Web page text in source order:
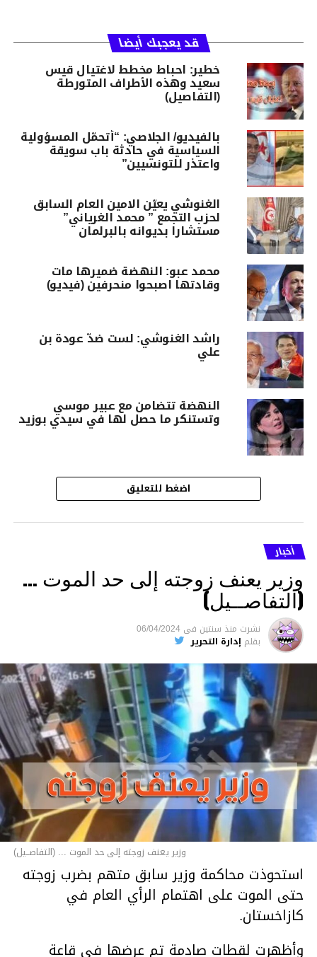
قد يعجبك أيضا
خطير: احباط مخطط لاغتيال قيس
سعيد وهذه الأطراف المتورطة
(التفاصيل)
بالفيديو/ الجلاصي: “أتحمّل المسؤولية
السياسية في حادثة باب سويقة
واعتذر للتونسيين”
الغنوشي يعيّن الامين العام السابق
لحزب التجمع ” محمد الغرياني”
مستشارا بديوانه بالبرلمان
محمد عبو: النهضة ضميرها مات
وقادتها اصبحوا منحرفين (فيديو)
راشد الغنوشي: لست ضدّ عودة بن
علي
النهضة تتضامن مع عبير موسي
وتستنكر ما حصل لها في سيدي بوزيد
اضغط للتعليق
أخبار
وزير يعنف زوجته إلى حد الموت …
(التفاصــيل)
نشرت منذ سنتين فى 06/04/2024
بقلم إدارة التحرير
وزير يعنف زوجته إلى حد الموت ... (التفاصــيل)
استحوذت محاكمة وزير سابق متهم بضرب زوجته
حتى الموت على اهتمام الرأي العام في
كازاخستان.
وأظهرت لقطات صادمة تم عرضها في قاعة